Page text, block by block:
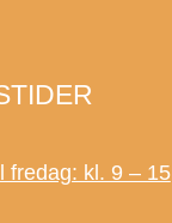
fredag: kl. 9 – 15